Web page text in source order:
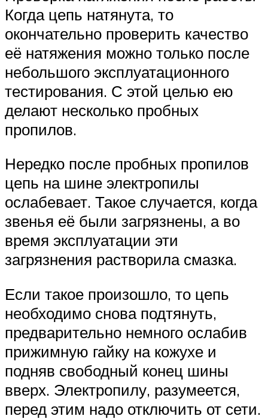
Когда цепь натянута, то
окончательно проверить качество
её натяжения можно только после
небольшого эксплуатационного
тестирования. С этой целью ею
делают несколько пробных
пропилов.
Нередко после пробных пропилов
цепь на шине электропилы
ослабевает. Такое случается, когда
звенья её были загрязнены, а во
время эксплуатации эти
загрязнения растворила смазка.
Если такое произошло, то цепь
необходимо снова подтянуть,
предварительно немного ослабив
прижимную гайку на кожухе и
подняв свободный конец шины
вверх. Электропилу, разумеется,
перед этим надо отключить от сети.